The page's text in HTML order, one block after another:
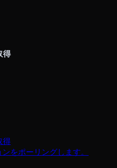
得
得
をポーリングします。